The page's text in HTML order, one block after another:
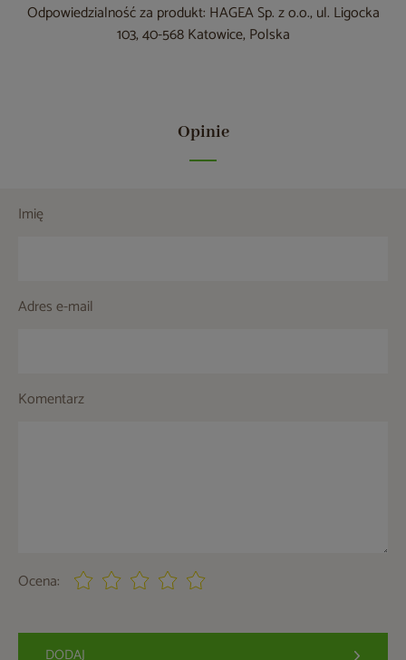
Odpowiedzialność za produkt: HAGEA Sp. z o.o., ul. Ligocka
103, 40-568 Katowice, Polska
Opinie
Imię
Adres e-mail
Komentarz
Ocena:
DODAJ